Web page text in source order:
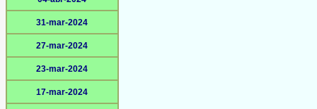
31-mar-2024
27-mar-2024
23-mar-2024
17-mar-2024